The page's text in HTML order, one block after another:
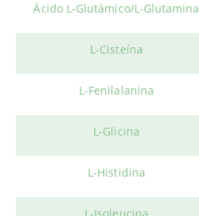
Ácido L-Glutámico/L-Glutamina
L-Cisteína
L-Fenilalanina
L-Glicina
L-Histidina